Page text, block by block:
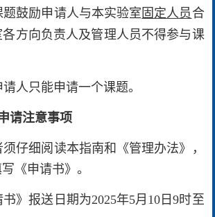
题鼓励申请人与本实验室 固定人员 合
方向负责人及管理人员不得参与课
请人只能申请一个课题。
请注意事项
须仔细阅读本指南和《管理办法》，
《申请书》。
书》报送日期为2025年5月10日9时至